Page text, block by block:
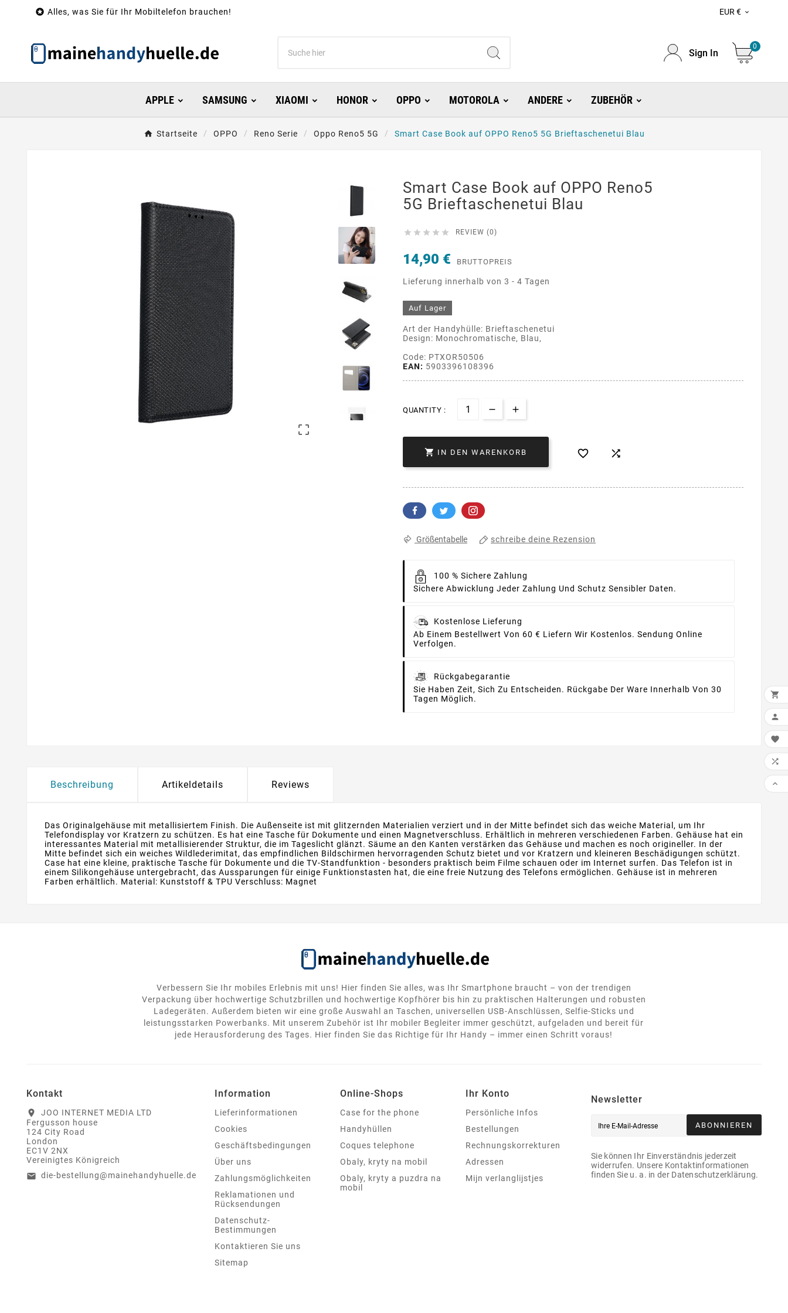
 Alles, was Sie für Ihr Mobiltelefon brauchen! EUR € 
Sign In
0
APPLE SAMSUNG XIAOMI HONOR OPPO MOTOROLA ANDERE ZUBEHÖR
Startseite OPPO Reno Serie Oppo Reno5 5G Smart Case Book auf OPPO Reno5 5G Brieftaschenetui Blau

Smart Case Book auf OPPO Reno5
5G Brieftaschenetui Blau
     REVIEW (0)
14,90 € BRUTTOPREIS
Lieferung innerhalb von 3 - 4 Tagen
Auf Lager
Art der Handyhülle: Brieftaschenetui
Design: Monochromatische, Blau,
Code: PTXOR50506
EAN: 5903396108396
QUANTITY :
 IN DEN WARENKORB  
Größentabelle schreibe deine Rezension
100 % Sichere Zahlung
Sichere Abwicklung Jeder Zahlung Und Schutz Sensibler Daten.
Kostenlose Lieferung
Ab Einem Bestellwert Von 60 € Liefern Wir Kostenlos. Sendung Online
Verfolgen.
Rückgabegarantie
Sie Haben Zeit, Sich Zu Entscheiden. Rückgabe Der Ware Innerhalb Von 30
Tagen Möglich.
Beschreibung Artikeldetails Reviews
Das Originalgehäuse mit metallisiertem Finish. Die Außenseite ist mit glitzernden Materialien verziert und in der Mitte befindet sich das weiche Material, um Ihr
Telefondisplay vor Kratzern zu schützen. Es hat eine Tasche für Dokumente und einen Magnetverschluss. Erhältlich in mehreren verschiedenen Farben. Gehäuse hat ein
interessantes Material mit metallisierender Struktur, die im Tageslicht glänzt. Säume an den Kanten verstärken das Gehäuse und machen es noch origineller. In der
Mitte befindet sich ein weiches Wildlederimitat, das empfindlichen Bildschirmen hervorragenden Schutz bietet und vor Kratzern und kleineren Beschädigungen schützt.
Case hat eine kleine, praktische Tasche für Dokumente und die TV-Standfunktion - besonders praktisch beim Filme schauen oder im Internet surfen. Das Telefon ist in
einem Silikongehäuse untergebracht, das Aussparungen für einige Funktionstasten hat, die eine freie Nutzung des Telefons ermöglichen. Gehäuse ist in mehreren
Farben erhältlich. Material: Kunststoff & TPU Verschluss: Magnet
Verbessern Sie Ihr mobiles Erlebnis mit uns! Hier finden Sie alles, was Ihr Smartphone braucht – von der trendigen
Verpackung über hochwertige Schutzbrillen und hochwertige Kopfhörer bis hin zu praktischen Halterungen und robusten
Ladegeräten. Außerdem bieten wir eine große Auswahl an Taschen, universellen USB-Anschlüssen, Selfie-Sticks und
leistungsstarken Powerbanks. Mit unserem Zubehör ist Ihr mobiler Begleiter immer geschützt, aufgeladen und bereit für
jede Herausforderung des Tages. Hier finden Sie das Richtige für Ihr Handy – immer einen Schritt voraus!
Kontakt
location_on
JOO INTERNET MEDIA LTD
Fergusson house
124 City Road
London
EC1V 2NX
Vereinigtes Königreich
email die-bestellung@mainehandyhuelle.de
Information
Lieferinformationen
Cookies
Geschäftsbedingungen
Über uns
Zahlungsmöglichkeiten
Reklamationen und
Rücksendungen
Datenschutz-
Bestimmungen
Kontaktieren Sie uns
Sitemap
Online-Shops
Case for the phone
Handyhüllen
Coques telephone
Obaly, kryty na mobil
Obaly, kryty a puzdra na
mobil
Ihr Konto
Persönliche Infos
Bestellungen
Rechnungskorrekturen
Adressen
Mijn verlanglijstjes
Newsletter
ABONNIEREN
Sie können Ihr Einverständnis jederzeit
widerrufen. Unsere Kontaktinformationen
finden Sie u. a. in der Datenschutzerklärung.




